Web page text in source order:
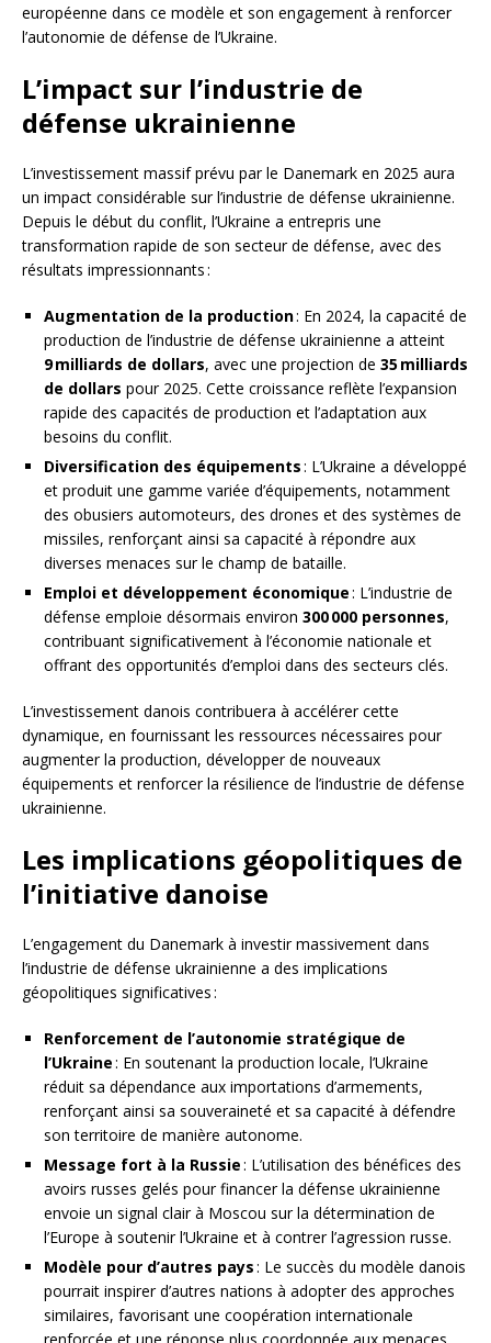
européenne dans ce modèle et son engagement à renforcer
l’autonomie de défense de l’Ukraine.
L’impact sur l’industrie de
défense ukrainienne
L’investissement massif prévu par le Danemark en 2025 aura
un impact considérable sur l’industrie de défense ukrainienne.
Depuis le début du conflit, l’Ukraine a entrepris une
transformation rapide de son secteur de défense, avec des
résultats impressionnants :
Augmentation de la production: En 2024, la capacité de
production de l’industrie de défense ukrainienne a atteint
9 milliards de dollars, avec une projection de 35 milliards
de dollars pour 2025. Cette croissance reflète l’expansion
rapide des capacités de production et l’adaptation aux
besoins du conflit.
Diversification des équipements: L’Ukraine a développé
et produit une gamme variée d’équipements, notamment
des obusiers automoteurs, des drones et des systèmes de
missiles, renforçant ainsi sa capacité à répondre aux
diverses menaces sur le champ de bataille.
Emploi et développement économique: L’industrie de
défense emploie désormais environ 300 000 personnes,
contribuant significativement à l’économie nationale et
offrant des opportunités d’emploi dans des secteurs clés.
L’investissement danois contribuera à accélérer cette
dynamique, en fournissant les ressources nécessaires pour
augmenter la production, développer de nouveaux
équipements et renforcer la résilience de l’industrie de défense
ukrainienne.
Les implications géopolitiques de
l’initiative danoise
L’engagement du Danemark à investir massivement dans
l’industrie de défense ukrainienne a des implications
géopolitiques significatives :
Renforcement de l’autonomie stratégique de
l’Ukraine: En soutenant la production locale, l’Ukraine
réduit sa dépendance aux importations d’armements,
renforçant ainsi sa souveraineté et sa capacité à défendre
son territoire de manière autonome.
Message fort à la Russie: L’utilisation des bénéfices des
avoirs russes gelés pour financer la défense ukrainienne
envoie un signal clair à Moscou sur la détermination de
l’Europe à soutenir l’Ukraine et à contrer l’agression russe.
Modèle pour d’autres pays: Le succès du modèle danois
pourrait inspirer d’autres nations à adopter des approches
similaires, favorisant une coopération internationale
renforcée et une réponse plus coordonnée aux menaces